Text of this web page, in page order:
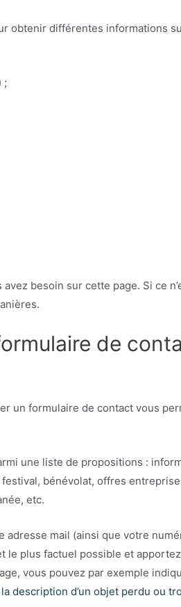
obtenir différentes informations
;
besoin sur cette page. Si ce
de
un formulaire de contact vous
une liste de propositions :
bénévolat, offres
etc.
mail (ainsi que votre
le plus factuel possible et
vous pouvez par exemple
description d’un objet perdu ou